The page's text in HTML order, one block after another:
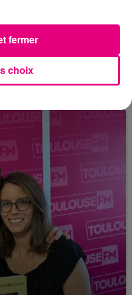
en appel
2027
choix
fermer